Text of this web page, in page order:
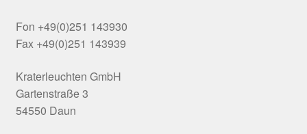
Fon +49(0)251 143930
Fax +49(0)251 143939
Kraterleuchten GmbH
Gartenstraße 3
54550 Daun